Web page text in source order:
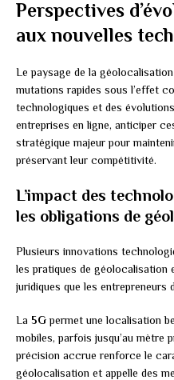
Perspectives
aux nouvelles
Le paysage de la
mutations rapides sous l’effet
technologiques et des
entreprises en ligne, anticiper
stratégique majeur pour
préservant leur compétitivité.
L’impact des
les obligations de
Plusieurs innovations
les pratiques de géolocalisation
juridiques que les entrepreneurs
La 5Gpermet une localisation
mobiles, parfois jusqu’au mètre
précision accrue renforce le
géolocalisation et appelle des